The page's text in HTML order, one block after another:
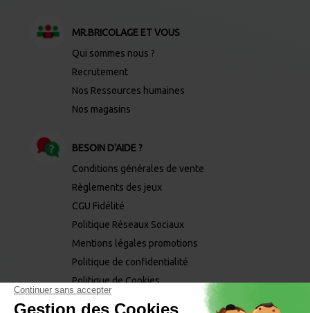
MR.BRICOLAGE ET VOUS
Qui sommes nous ?
Recrutement
Nos Ressources humaines
Nos magasins
BESOIN D'AIDE ?
Conditions générales de vente
Règlements des jeux
CGU Fidélité
Politique Réseaux Sociaux
Mentions légales promotions
Politique de confidentialité
Politique de Cookies